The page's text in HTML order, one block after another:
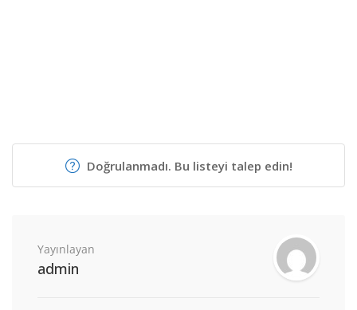
Doğrulanmadı. Bu listeyi talep edin!
Yayınlayan
admin